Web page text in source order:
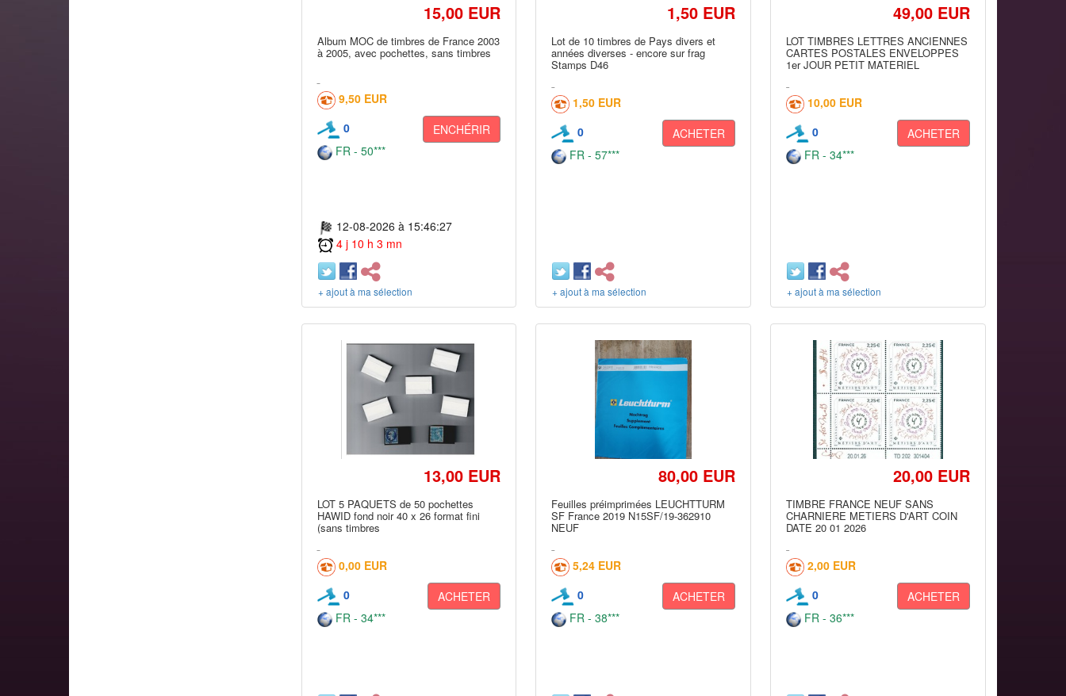
15,00 EUR
Album MOC de timbres de France 2003
à 2005, avec pochettes, sans timbres
9,50 EUR
0
ENCHÉRIR
FR - 50***
12-08-2026 à 15:46:27
4 j 10 h 3 mn
+ ajout à ma sélection
1,50 EUR
Lot de 10 timbres de Pays divers et
années diverses - encore sur frag
Stamps D46
1,50 EUR
0
ACHETER
FR - 57***
+ ajout à ma sélection
49,00 EUR
LOT TIMBRES LETTRES ANCIENNES
CARTES POSTALES ENVELOPPES
1er JOUR PETIT MATERIEL
10,00 EUR
0
ACHETER
FR - 34***
+ ajout à ma sélection
13,00 EUR
LOT 5 PAQUETS de 50 pochettes
HAWID fond noir 40 x 26 format fini
(sans timbres
0,00 EUR
0
ACHETER
FR - 34***
80,00 EUR
Feuilles préimprimées LEUCHTTURM
SF France 2019 N15SF/19-362910
NEUF
5,24 EUR
0
ACHETER
FR - 38***
20,00 EUR
TIMBRE FRANCE NEUF SANS
CHARNIERE METIERS D'ART COIN
DATE 20 01 2026
2,00 EUR
0
ACHETER
FR - 36***